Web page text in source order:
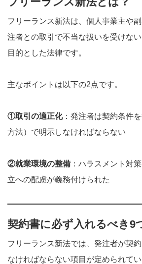
フリーランス新法は、個人事業主や
注者との取引で不当な扱いを受けな
目的とした法律です。
主なポイントは以下の2点です。
①取引の適正化：発注者は契約条件
方法）で明示しなければならない
②就業環境の整備 ：ハラスメント対
立への配慮が義務付けられた
契約書に必ず入れるべき9
フリーランス新法では、発注者が契
なければならない項目が定められてい